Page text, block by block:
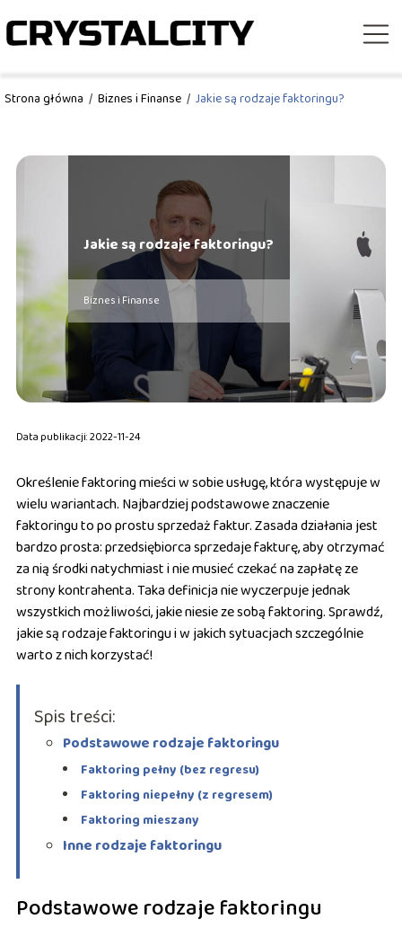
Strona główna / Biznes i Finanse / Jakie są rodzaje faktoringu?
Jakie są rodzaje faktoringu?
Biznes i Finanse
Data publikacji: 2022-11-24
Określenie faktoring mieści w sobie usługę, która występuje w
wielu wariantach. Najbardziej podstawowe znaczenie
faktoringu to po prostu sprzedaż faktur. Zasada działania jest
bardzo prosta: przedsiębiorca sprzedaje fakturę, aby otrzymać
za nią środki natychmiast i nie musieć czekać na zapłatę ze
strony kontrahenta. Taka definicja nie wyczerpuje jednak
wszystkich możliwości, jakie niesie ze sobą faktoring. Sprawdź,
jakie są rodzaje faktoringu i w jakich sytuacjach szczególnie
warto z nich korzystać!
Spis treści:
Podstawowe rodzaje faktoringu
Faktoring pełny (bez regresu)
Faktoring niepełny (z regresem)
Faktoring mieszany
Inne rodzaje faktoringu
Podstawowe rodzaje faktoringu